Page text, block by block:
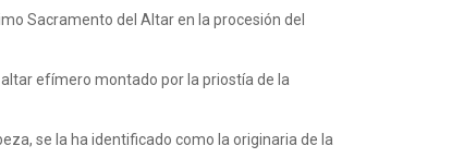
Sacramento del Altar en la procesión del
efímero montado por la priostía de la
se la ha identificado como la originaria de la